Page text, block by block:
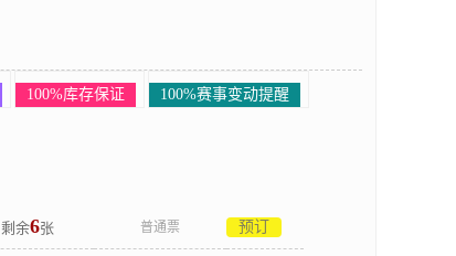
100%库存保证 100%赛事变动提醒
剩余6张 普通票 预订